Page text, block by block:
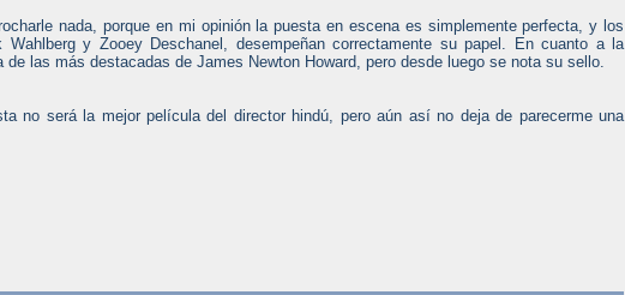
nada, porque en mi opinión la puesta en escena es simplemente perfecta, y los
Wahlberg y Zooey Deschanel, desempeñan correctamente su papel. En cuanto a la
de las más destacadas de James Newton Howard, pero desde luego se nota su sello.
no será la mejor película del director hindú, pero aún así no deja de parecerme una